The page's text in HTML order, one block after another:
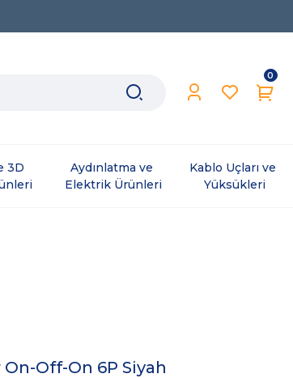
0
3D
Aydınlatma ve
Elektrik Ürünleri
Kablo Uçları ve
Yüksükleri
On-Off-On 6P Siyah